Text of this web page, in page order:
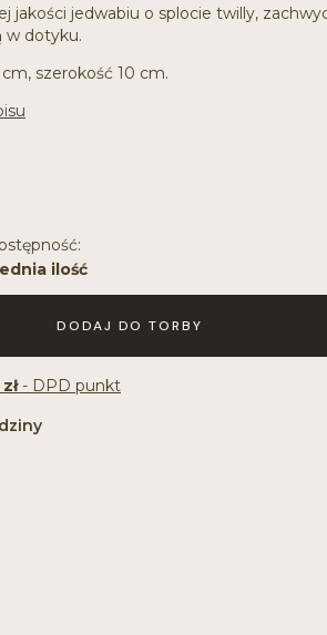
jakości jedwabiu o splocie twilly,
w dotyku.
cm, szerokość 10 cm.
ilość
DODAJ DO TORBY
- DPD punkt